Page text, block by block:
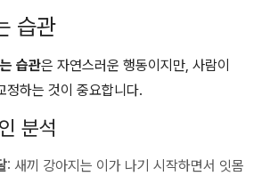
습관
습관은 자연스러운 행동이지만, 사람이
정하는 것이 중요합니다.
분석
: 새끼 강아지는 이가 나기 시작하면서 잇몸